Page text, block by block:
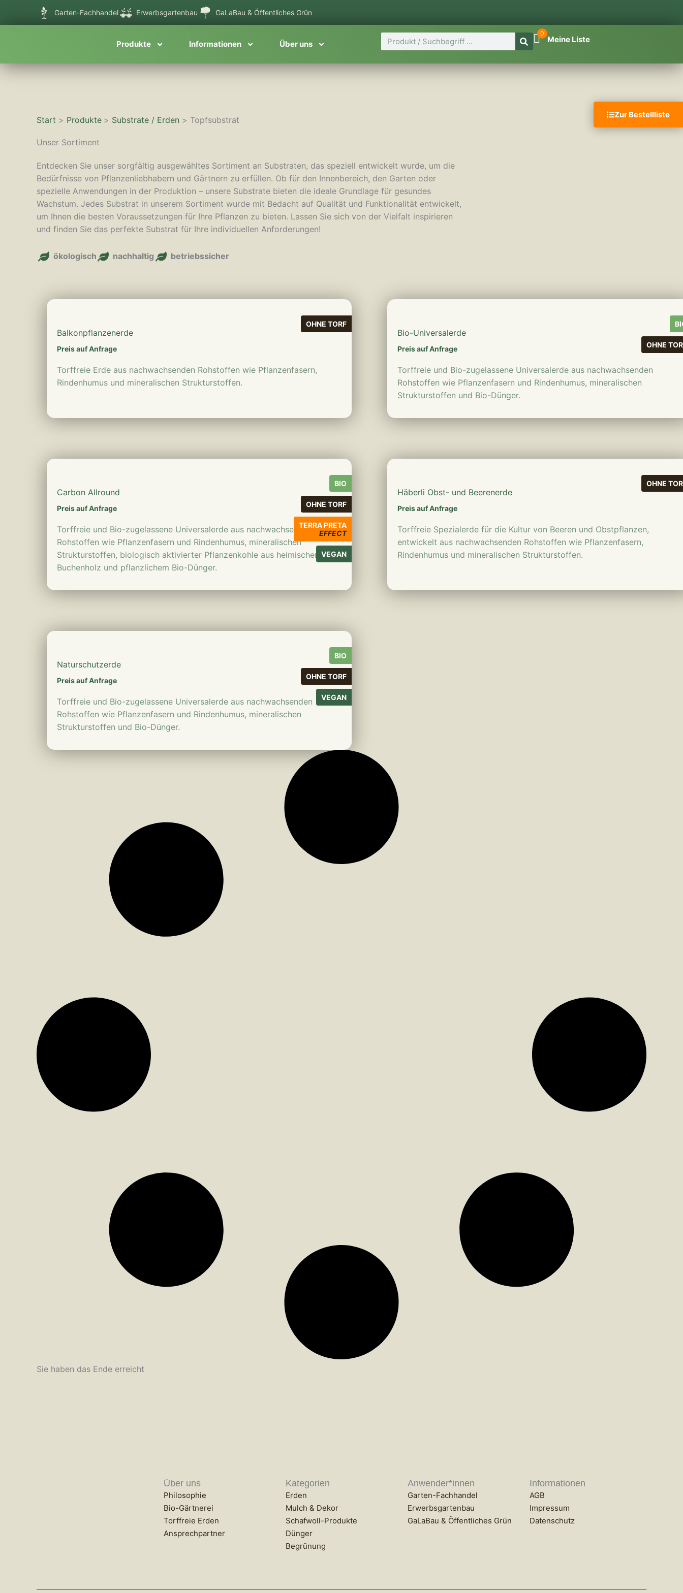
Garten-Fachhandel Erwerbsgartenbau GaLaBau & Öffentliches Grün
Produkte Informationen Über uns
Suche 0
Meine Liste
Zur Bestellliste
Start Produkte Substrate / Erden Topfsubstrat
Unser Sortiment
Entdecken Sie unser sorgfältig ausgewähltes Sortiment an Substraten, das speziell entwickelt wurde, um die
Bedürfnisse von Pflanzenliebhabern und Gärtnern zu erfüllen. Ob für den Innenbereich, den Garten oder
spezielle Anwendungen in der Produktion – unsere Substrate bieten die ideale Grundlage für gesundes
Wachstum. Jedes Substrat in unserem Sortiment wurde mit Bedacht auf Qualität und Funktionalität entwickelt,
um Ihnen die besten Voraussetzungen für Ihre Pflanzen zu bieten. Lassen Sie sich von der Vielfalt inspirieren
und finden Sie das perfekte Substrat für Ihre individuellen Anforderungen!
ökologisch nachhaltig betriebssicher
OHNE TORF
Balkonpflanzen­erde
Preis auf Anfrage
Torffreie Erde aus nachwachsenden Rohstoffen wie Pflanzenfasern,
Rindenhumus und mineralischen Strukturstoffen.
OHNE
Bio-Universalerde
Preis auf Anfrage
Torffreie und Bio-zugelassene Universalerde aus nachwachsenden
Rohstoffen wie Pflanzenfasern und Rindenhumus, mineralischen
Strukturstoffen und Bio-Dünger.
BIO
OHNE TORF
TERRA PRETA
EFFECT
VEGAN
Carbon Allround
Preis auf Anfrage
Torffreie und Bio-zugelassene Universalerde aus nachwachsenden
Rohstoffen wie Pflanzenfasern und Rindenhumus, mineralischen
Strukturstoffen, biologisch aktivierter Pflanzenkohle aus heimischem
Buchenholz und pflanzlichem Bio-Dünger.
OHNE
Häberli Obst- und Beerenerde
Preis auf Anfrage
Torffreie Spezialerde für die Kultur von Beeren und Obstpflanzen,
entwickelt aus nachwachsenden Rohstoffen wie Pflanzenfasern,
Rindenhumus und mineralischen Strukturstoffen.
BIO
OHNE TORF
VEGAN
Naturschutzerde
Preis auf Anfrage
Torffreie und Bio-zugelassene Universalerde aus nachwachsenden
Rohstoffen wie Pflanzenfasern und Rindenhumus, mineralischen
Strukturstoffen und Bio-Dünger.
Sie haben das Ende erreicht
Über uns
Philosophie
Bio-Gärtnerei
Torffreie Erden
Ansprechpartner
Kategorien
Erden
Mulch & Dekor
Schafwoll-Produkte
Dünger
Begrünung
Anwender*innen
Garten-Fachhandel
Erwerbsgartenbau
GaLaBau & Öffentliches Grün
Informationen
AGB
Impressum
Datenschutz